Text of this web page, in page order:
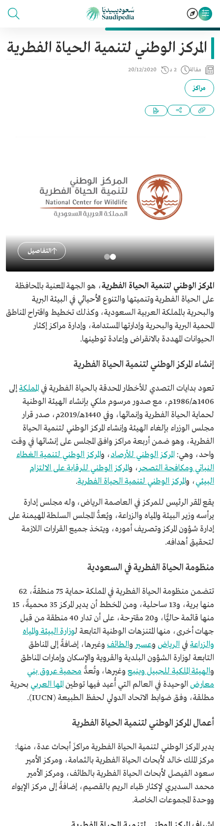
المركز الوطني لتنمية الحياة الفطرية
مقالة 2 د 20/12/2020
مراكز
التفاصيل
المركز الوطني لتنمية الحياة الفطرية، هو الجهة المعنية بالمحافظة
على الحياة الفطرية وتنميتها والتنوع الأحيائي في البيئة البرية
والبحرية بالمملكة العربية السعودية، وكذلك تخطيط واقتراح المناطق
المحمية البرية والبحرية وإدارتها المستدامة، وإدارة مراكز إكثار
الحيوانات المهددة بالانقراض وإعادة توطينها.
إنشاء المركز الوطني لتنمية الحياة الفطرية
تعود بدايات التصدي للأخطار المحدقة بالحياة الفطرية في المملكةإلى
1406هـ/1986م، مع صدور مرسوم ملكي بإنشاء الهيئة الوطنية
لحماية الحياة الفطرية وإنمائها، وفي 1440هـ/2019م، صدر قرار
مجلس الوزراء بإلغاء الهيئة وإنشاء المركز الوطني لتنمية الحياة
الفطرية، وهو ضمن أربعة مراكز وافق المجلس على إنشائها في وقت
واحد، وهي: المركز الوطني للأرصاد، والمركز الوطني لتنمية الغطاء
النباتي ومكافحة التصحر، والمركز الوطني للرقابة على الالتزام
البيئي، والمركز الوطني لتنمية الحياة الفطرية.
يقع المقر الرئيس للمركز في العاصمة الرياض، وله مجلس إدارة
يرأسه وزير البيئة والمياه والزراعة، ويُعدُّ المجلس السلطة المهيمنة على
إدارة شؤون المركز وتصريف أموره، ويتخذ جميع القرارات اللازمة
لتحقيق أهدافه.
منظومة الحياة الفطرية في السعودية
تتضمن منظومة الحياة الفطرية في المملكة حماية 75 منطقةً، 62
منها برية، و13 ساحلية، ومن المخطط أن يدير المركز 35 محميةً، 15
منها قائمة حاليًّا، و20 مقترحة، على أن تدار 40 منطقة من قبل
جهات أخرى، منها المتنزهات الوطنية التابعة لوزارة البيئة والمياه
والزراعة في الرياض وعسير والطائف وغيرها، إضافةً إلى المناطق
التابعة لوزارة الشؤون البلدية والقروية والإسكان وإمارات المناطق
والهيئة الملكية للجبيل وينبع وغيرها، وتُعدُّ محمية عروق بني
معارض الوحيدة في العالم التي أُعيد فيها توطينالمها العربي بحرية
مطلقة، وفق ضوابط الاتحاد الدولي لحفظ الطبيعة (IUCN).
أعمال المركز الوطني لتنمية الحياة الفطرية
يدير المركز الوطني لتنمية الحياة الفطرية مراكزَ أبحاث عدة، منها:
مركز الملك خالد لأبحاث الحياة الفطرية بالثمامة، و​​مركز الأمير ​
سعود الفيصل لأبحاث الحياة الفطرية بالطائف، ومركز الأمير
محمد السديري لإكثار ظباء الريم بالقصيم​، إضافةً إلى مركز الإيواء
ووحدة المجموعات الخاصة.